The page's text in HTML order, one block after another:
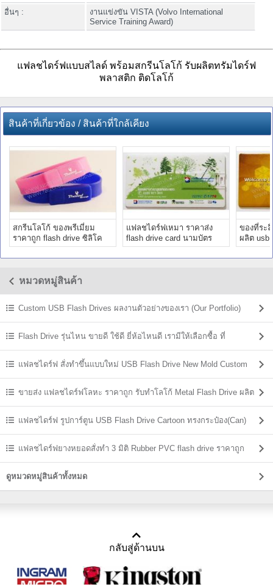
อื่นๆ :
งานแข่งขัน VISTA (Volvo International
Service Training Award)
แฟลชไดร์ฟแบบสไลด์ พร้อมสกรีนโลโก้ รับผลิตทรัมไดร์ฟ
พลาสติก ติดโลโก้
สินค้าที่เกี่ยวข้อง / สินค้าที่ใกล้เคียง
สกรีนโลโก้ ของพรีเมี่ยม
ราคาถูก flash drive ซิลิโค
นริสแบนด์ สลักชื่อ Thaioil
แฟลชไดร์ฟเหมา ราคาส่ง
flash drive card นามบัตร
สกรีนโลโก้ ร.พ.กรุงเทพ
ของที่ระ
ผลิต usb
ITU
หมวดหมู่สินค้า
Custom USB Flash Drives ผลงานตัวอย่างของเรา (Our Portfolio)
Flash Drive รุ่นไหน ขายดี ใช้ดี ยี่ห้อไหนดี เรามีให้เลือกซื้อ ที่
USBThailand
แฟลชไดร์ฟ สั่งทำขึ้นแบบใหม่ USB Flash Drive New Mold Custom
Shapedขายส่ง แฟลชไดร์ฟโลหะ ราคาถูก รับทำโลโก้ Metal Flash Drive ผลิต
ราคาส่งแฟลชไดร์ฟ รูปการ์ตูน USB Flash Drive Cartoon ทรงกระป๋อง(Can)
แฟลชไดร์ฟยางหยอดสั่งทำ 3 มิติ Rubber PVC flash drive ราคาถูก
ดูหมวดหมู่สินค้าทั้งหมด
กลับสู่ด้านบน